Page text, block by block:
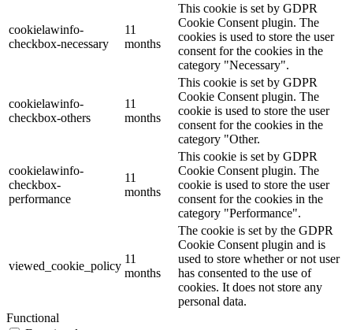
cookielawinfo-
checkbox-necessary
11
months
This cookie is set by GDPR
Cookie Consent plugin. The
cookies is used to store the user
consent for the cookies in the
category "Necessary".
cookielawinfo-
checkbox-others
11
months
This cookie is set by GDPR
Cookie Consent plugin. The
cookie is used to store the user
consent for the cookies in the
category "Other.
cookielawinfo-
checkbox-
performance
11
months
This cookie is set by GDPR
Cookie Consent plugin. The
cookie is used to store the user
consent for the cookies in the
category "Performance".
viewed_cookie_policy
11
months
The cookie is set by the GDPR
Cookie Consent plugin and is
used to store whether or not user
has consented to the use of
cookies. It does not store any
personal data.
Functional